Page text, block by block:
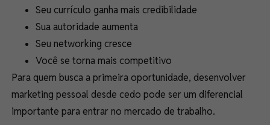
Seu currículo ganha mais credibilidade
Sua autoridade aumenta
Seu networking cresce
Você se torna mais competitivo
Para quem busca a primeira oportunidade, desenvolver
marketing pessoal desde cedo pode ser um diferencial
importante para entrar no mercado de trabalho.